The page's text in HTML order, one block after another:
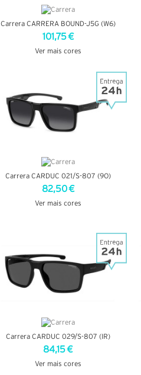
Carrera CARRERA BOUND-J5G (W6)
101,75 €
Ver mais cores
Carrera CARDUC 021/S-807 (9O)
82,50 €
Ver mais cores
Carrera CARDUC 029/S-807 (IR)
84,15 €
Ver mais cores